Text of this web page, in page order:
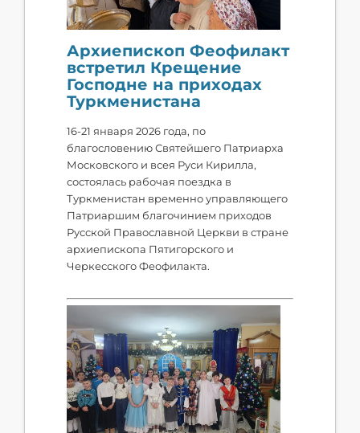
Архиепископ Феофилакт
встретил Крещение
Господне на приходах
Туркменистана
16-21 января 2026 года, по
благословению Святейшего Патриарха
Московского и всея Руси Кирилла,
состоялась рабочая поездка в
Туркменистан временно управляющего
Патриаршим благочинием приходов
Русской Православной Церкви в стране
архиепископа Пятигорского и
Черкесского Феофилакта.